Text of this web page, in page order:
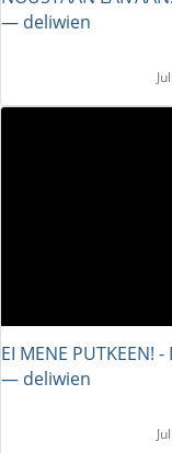
― deliwien
EI MENE PUTKEEN!
― deliwien